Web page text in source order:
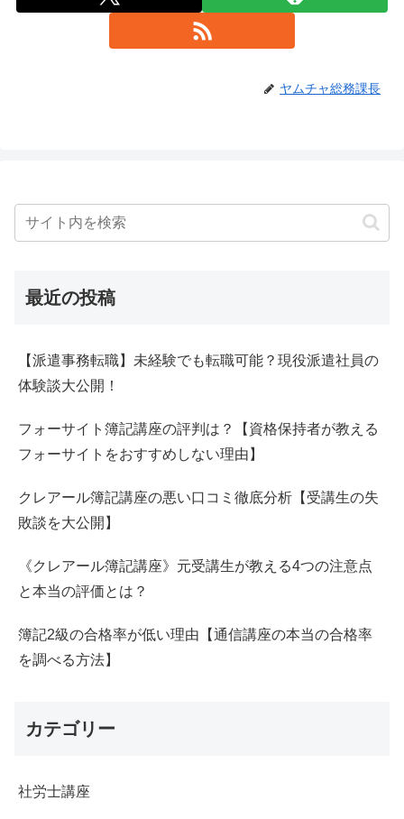
ヤムチャ総務課長
最近の投稿
【派遣事務転職】未経験でも転職可能？現役派遣社員の
体験談大公開！
フォーサイト簿記講座の評判は？【資格保持者が教える
フォーサイトをおすすめしない理由】
クレアール簿記講座の悪い口コミ徹底分析【受講生の失
敗談を大公開】
《クレアール簿記講座》元受講生が教える4つの注意点
と本当の評価とは？
簿記2級の合格率が低い理由【通信講座の本当の合格率
を調べる方法】
カテゴリー
社労士講座